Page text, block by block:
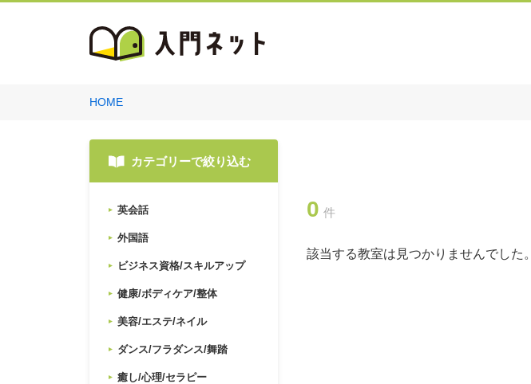
HOME
カテゴリーで絞り込む
英会話
外国語
ビジネス資格/スキルアップ
健康/ボディケア/整体
美容/エステ/ネイル
ダンス/フラダンス/舞踏
癒し/心理/セラピー
0 件
該当する教室は見つかりませんでした。